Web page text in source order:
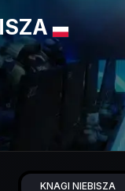
KNAGI NIEBISZA